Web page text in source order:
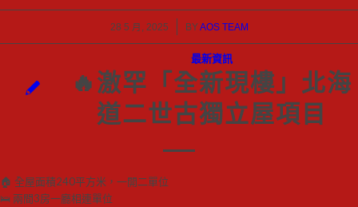
28 5 月, 2025
/ BYAOS TEAM
最新資訊
🔥激罕「全新現樓」北海
道二世古獨立屋項目
🏠 全屋面積240平方米，一開二單位
🛌 兩間3房一廳相連單位